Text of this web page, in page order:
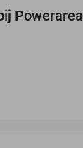
Powerarea